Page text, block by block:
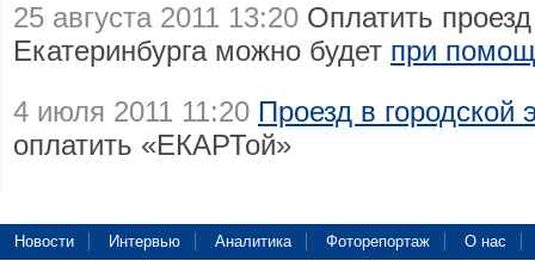
25 августа 2011 13:20 Оплатить
Екатеринбурга можно будет при
4 июля 2011 11:20 Проезд в городской
оплатить «ЕКАРТой»
Новости Интервью Аналитика Фоторепортаж О нас